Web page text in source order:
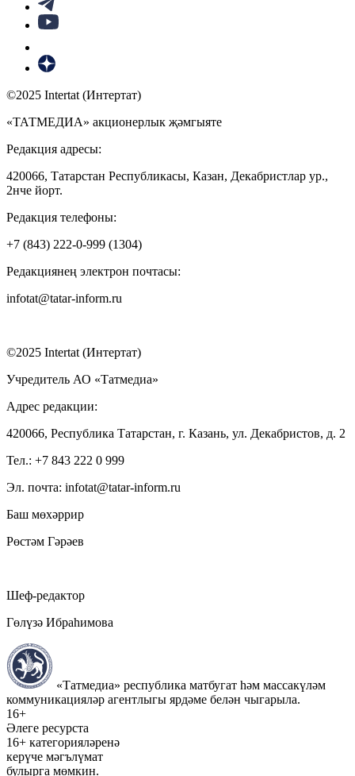
©2025 Intertat (Интертат)
«ТАТМЕДИА» акционерлык җәмгыяте
Редакция адресы:
420066, Татарстан Республикасы, Казан, Декабристлар ур.,
2нче йорт.
Редакция телефоны:
+7 (843) 222-0-999 (1304)
Редакциянең электрон почтасы:
infotat@tatar-inform.ru
©2025 Intertat (Интертат)
Учредитель АО «Татмедиа»
Адрес редакции:
420066, Республика Татарстан, г. Казань, ул. Декабристов, д. 2
Тел.: +7 843 222 0 999
Эл. почта: infotat@tatar-inform.ru
Баш мөхәррир
Рөстәм Гәрәев
Шеф-редактор
Гөлүзә Ибраһимова
«Татмедиа» республика матбугат һәм массакүләм
коммуникацияләр агентлыгы ярдәме белән чыгарыла.
16+
Әлеге ресурста
16+ категорияләренә
керүче мәгълүмат
булырга мөмкин.